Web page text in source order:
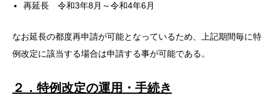
再延長 令和3年8月～令和4年6月
なお延長の都度再申請が可能となっているため、上記期間毎に特
例改定に該当する場合は申請する事が可能である。
２．特例改定の運用・手続き